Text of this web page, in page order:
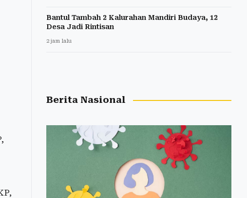
Bantul Tambah 2 Kalurahan Mandiri Budaya, 12
Desa Jadi Rintisan
2 jam lalu
Berita Nasional